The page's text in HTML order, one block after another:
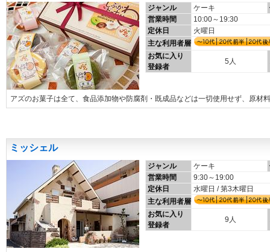
ジャンル ケーキ
営業時間
10:00～19:30
定休日
火曜日
主な利用者層
お気に入り
登録者
5人
アズのお菓子は全て、食品添加物や防腐剤・既成品などは一切使用せず、原材
ミッシェル
ジャンル ケーキ
営業時間
9:30～19:00
定休日
水曜日 / 第3木曜日
主な利用者層
お気に入り
登録者
9人